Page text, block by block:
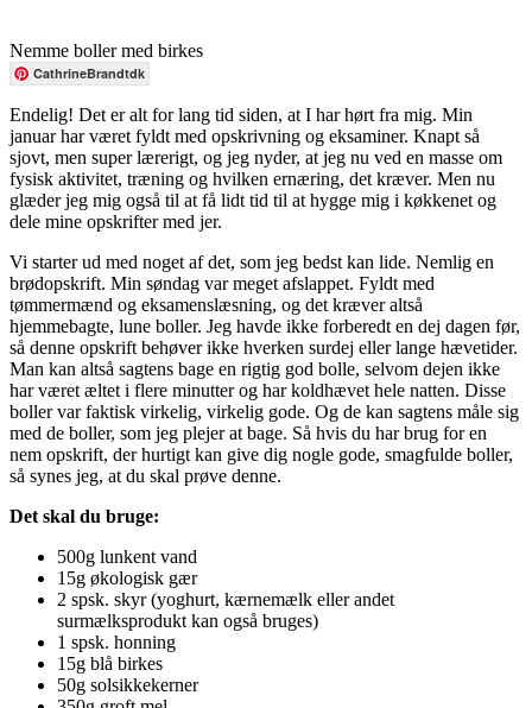
Nemme boller med birkes
CathrineBrandtdk
Endelig! Det er alt for lang tid siden, at I har hørt fra mig. Min
januar har været fyldt med opskrivning og eksaminer. Knapt så
sjovt, men super lærerigt, og jeg nyder, at jeg nu ved en masse om
fysisk aktivitet, træning og hvilken ernæring, det kræver. Men nu
glæder jeg mig også til at få lidt tid til at hygge mig i køkkenet og
dele mine opskrifter med jer.
Vi starter ud med noget af det, som jeg bedst kan lide. Nemlig en
brødopskrift. Min søndag var meget afslappet. Fyldt med
tømmermænd og eksamenslæsning, og det kræver altså
hjemmebagte, lune boller. Jeg havde ikke forberedt en dej dagen før,
så denne opskrift behøver ikke hverken surdej eller lange hævetider.
Man kan altså sagtens bage en rigtig god bolle, selvom dejen ikke
har været æltet i flere minutter og har koldhævet hele natten. Disse
boller var faktisk virkelig, virkelig gode. Og de kan sagtens måle sig
med de boller, som jeg plejer at bage. Så hvis du har brug for en
nem opskrift, der hurtigt kan give dig nogle gode, smagfulde boller,
så synes jeg, at du skal prøve denne.
Det skal du bruge:
500g lunkent vand
15g økologisk gær
2 spsk. skyr (yoghurt, kærnemælk eller andet
surmælksprodukt kan også bruges)
1 spsk. honning
15g blå birkes
50g solsikkekerner